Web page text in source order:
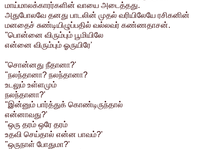
மாய்மாலக்காரர்களின் வாயை அடைத்தது.
அதுபோலவே தனது பாடலின் முதல் வரியிலேயே ரசிகனின்
மனதைச் சுண்டியிழுப்பதில் வல்லவர் கண்ணதாசன்.
"பொன்னை விரும்பும் பூமியிலே
என்னை விரும்பும் ஓருயிரே'
"சொன்னது நீதானா?'
"நலந்தானா? நலந்தானா?
உடலும் உள்ளமும்
நலந்தானா?'
"இன்னும் பார்த்துக் கொண்டிருந்தால்
என்னாவது?'
"ஒரு தரம் ஒரே தரம்
உதவி செய்தால் என்ன பாவம்?'
"ஒருநாள் போதுமா?'